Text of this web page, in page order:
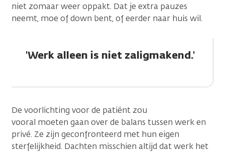
niet zomaar weer oppakt. Dat je extra pauzes
neemt, moe of down bent, of eerder naar huis wil.
'Werk alleen is niet zaligmakend.'
De voorlichting voor de patiënt zou
vooral moeten gaan over de balans tussen werk en
privé. Ze zijn geconfronteerd met hun eigen
sterfelijkheid. Dachten misschien altijd dat werk het